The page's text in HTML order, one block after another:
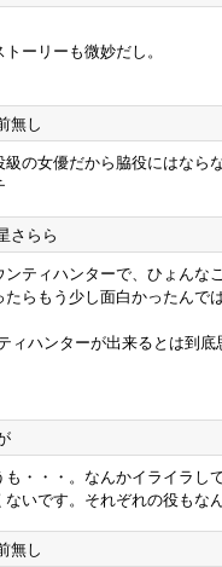
ーリーも微妙だし。
無し
の女優だから脇役にはなら
さらら
ティハンターで、ひょんな
らもう少し面白かったんで
ィハンターが出来るとは到底
・・・。なんかイライラし
いです。それぞれの役もな
無し